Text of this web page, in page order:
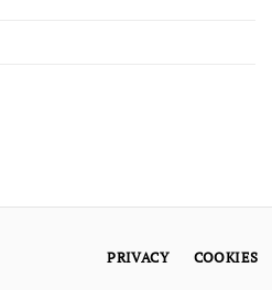
PRIVACY COOKIES